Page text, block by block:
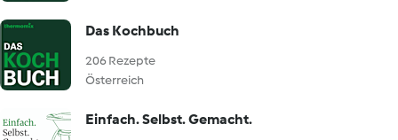
Das Kochbuch
206 Rezepte
Österreich
Einfach. Selbst. Gemacht.